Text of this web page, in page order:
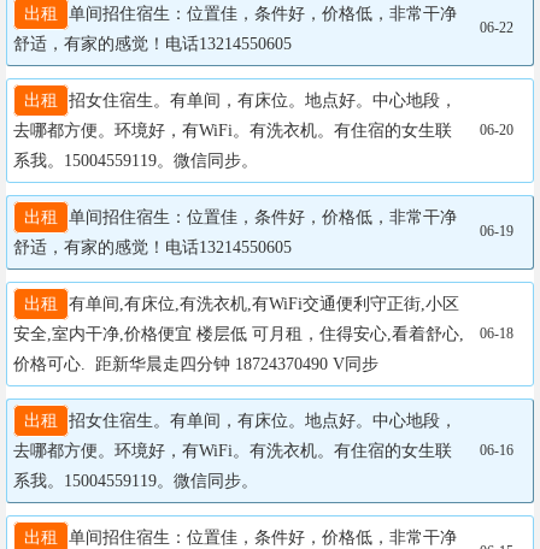
出租
单间招住宿生：位置佳，条件好，价格低，非常干净
舒适，有家的感觉！电话13214550605
06-22
出租
招女住宿生。有单间，有床位。地点好。中心地段，
去哪都方便。环境好，有WiFi。有洗衣机。有住宿的女生联
系我。15004559119。微信同步。
06-20
出租
单间招住宿生：位置佳，条件好，价格低，非常干净
舒适，有家的感觉！电话13214550605
06-19
出租
有单间,有床位,有洗衣机,有WiFi交通便利守正街,小区
安全,室内干净,价格便宜 楼层低 可月租，住得安心,看着舒心,
价格可心.  距新华晨走四分钟 18724370490 V同步
06-18
出租
招女住宿生。有单间，有床位。地点好。中心地段，
去哪都方便。环境好，有WiFi。有洗衣机。有住宿的女生联
系我。15004559119。微信同步。
06-16
出租 单间招住宿生：位置佳，条件好，价格低，非常干净